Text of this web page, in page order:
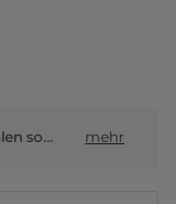
Online-Preise können von den Preisen in Filialen sowie Shop-in-Shop-Flächen abweichen. mehr